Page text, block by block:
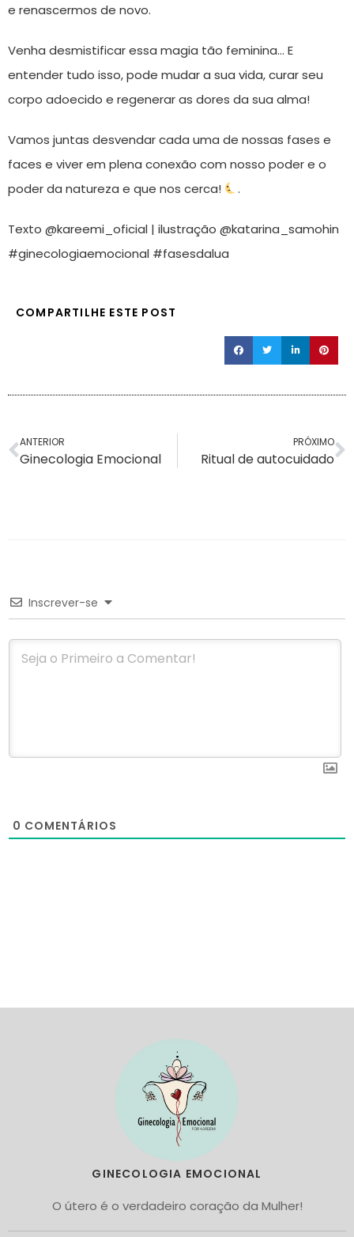
e renascermos de novo.
Venha desmistificar essa magia tão feminina… E
entender tudo isso, pode mudar a sua vida, curar seu
corpo adoecido e regenerar as dores da sua alma!
Vamos juntas desvendar cada uma de nossas fases e
faces e viver em plena conexão com nosso poder e o
poder da natureza e que nos cerca!
.
Texto @kareemi_oficial | ilustração @katarina_samohin
#ginecologiaemocional #fasesdalua
COMPARTILHE ESTE POST
ANTERIOR
Ginecologia Emocional
PRÓXIMO
Ritual de autocuidado
Inscrever-se
0 COMENTÁRIOS
GINECOLOGIA EMOCIONAL
O útero é o verdadeiro coração da Mulher!